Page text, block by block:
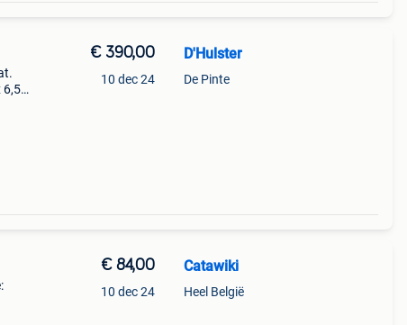
6,5
€ 390,00
10 dec 24
D'Hulster
De Pinte
€ 84,00
10 dec 24
Catawiki
Heel België